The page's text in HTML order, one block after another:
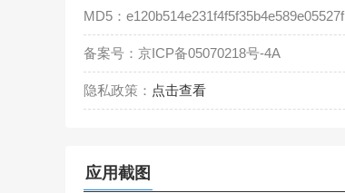
MD5： e120b514e231f4f5f35b4e589e05527f
备案号： 京ICP备05070218号-4A
隐私政策： 点击查看
应用截图